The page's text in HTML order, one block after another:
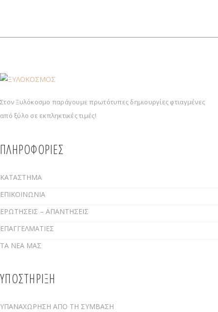
Στον Ξυλόκοσμο παράγουμε πρωτότυπες δημιουργίες φτιαγμένες
από ξύλο σε εκπληκτικές τιμές!
ΠΛΗΡΟΦΟΡΙΕΣ
ΚΑΤΑΣΤΗΜΑ
ΕΠΙΚΟΙΝΩΝΙΑ
ΕΡΩΤΗΣΕΙΣ – ΑΠΑΝΤΗΣΕΙΣ
ΕΠΑΓΓΕΛΜΑΤΙΕΣ
ΤΑ ΝΕΑ ΜΑΣ
ΥΠΟΣΤΗΡΙΞΗ
ΥΠΑΝΑΧΩΡΗΣΗ ΑΠΟ ΤΗ ΣΥΜΒΑΣΗ